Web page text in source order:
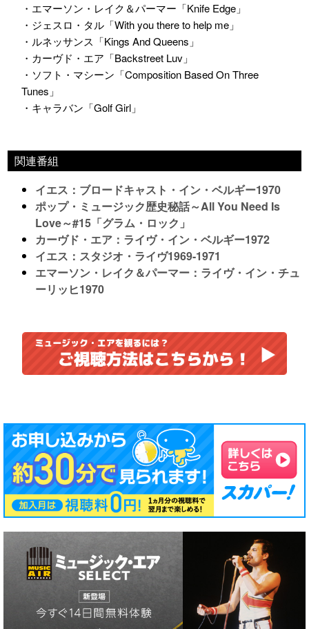
・エマーソン・レイク＆パーマー「Knife Edge」
・ジェスロ・タル「With you there to help me」
・ルネッサンス「Kings And Queens」
・カーヴド・エア「Backstreet Luv」
・ソフト・マシーン「Composition Based On Three
Tunes」
・キャラバン「Golf Girl」
関連番組
イエス：ブロードキャスト・イン・ベルギー1970
ポップ・ミュージック歴史秘話～All You Need Is
Love～#15「グラム・ロック」
カーヴド・エア：ライヴ・イン・ベルギー1972
イエス：スタジオ・ライヴ1969-1971
エマーソン・レイク＆パーマー：ライヴ・イン・チュ
ーリッヒ1970